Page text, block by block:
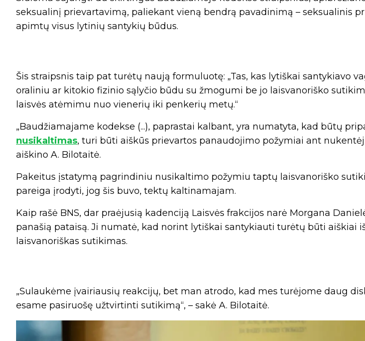
seksualinį prievartavimą, paliekant vieną bendrą pavadinimą – seksualinis
apimtų visus lytinių santykių būdus.
Šis straipsnis taip pat turėtų naują formuluotę: „Tas, kas lytiškai santykiavo
oraliniu ar kitokio fizinio sąlyčio būdu su žmogumi be jo laisvanoriško
laisvės atėmimu nuo vienerių iki penkerių metų.“
„Baudžiamajame kodekse (...), paprastai kalbant, yra numatyta, kad būtų
nusikaltimas, turi būti aiškūs prievartos panaudojimo požymiai ant
aiškino A. Bilotaitė.
Pakeitus įstatymą pagrindiniu nusikaltimo požymiu taptų laisvanoriško
pareiga įrodyti, jog šis buvo, tektų kaltinamajam.
Kaip rašė BNS, dar praėjusią kadenciją Laisvės frakcijos narė Morgana
panašią pataisą. Ji numatė, kad norint lytiškai santykiauti turėtų būti aiškiai
laisvanoriškas sutikimas.
„Sulaukėme įvairiausių reakcijų, bet man atrodo, kad mes turėjome daug
esame pasiruošę užtvirtinti sutikimą“, – sakė A. Bilotaitė.